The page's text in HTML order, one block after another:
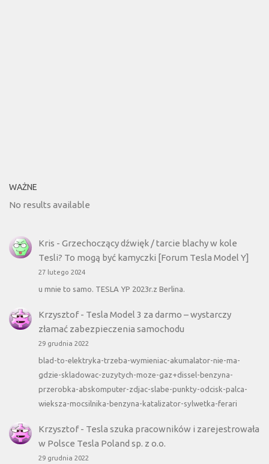
WAŻNE
No results available
Kris - Grzechoczący dźwięk / tarcie blachy w kole
Tesli? To mogą być kamyczki [Forum Tesla Model Y]
27 lutego 2024
u mnie to samo. TESLA YP 2023r.z Berlina.
Krzysztof- Tesla Model 3 za darmo – wystarczy
złamać zabezpieczenia samochodu
29 grudnia 2022
blad-to-elektryka-trzeba-wymieniac-akumalator-nie-ma-
gdzie-skladowac-zuzytych-moze-gaz+dissel-benzyna-
przerobka-abskomputer-zdjac-slabe-punkty-odcisk-palca-
wieksza-mocsilnika-benzyna-katalizator-sylwetka-ferari
Krzysztof- Tesla szuka pracowników i zarejestrowała
w Polsce Tesla Poland sp. z o.o.
29 grudnia 2022